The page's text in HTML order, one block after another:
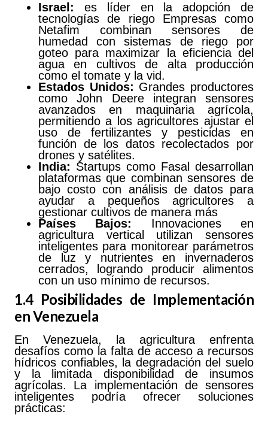
Israel: es líder en la adopción de
tecnologías de riego Empresas como
Netafim combinan sensores de
humedad con sistemas de riego por
goteo para maximizar la eficiencia del
agua en cultivos de alta producción
como el tomate y la vid.
Estados Unidos: Grandes productores
como John Deere integran sensores
avanzados en maquinaria agrícola,
permitiendo a los agricultores ajustar el
uso de fertilizantes y pesticidas en
función de los datos recolectados por
drones y satélites.
India: Startups como Fasal desarrollan
plataformas que combinan sensores de
bajo costo con análisis de datos para
ayudar a pequeños agricultores a
gestionar cultivos de manera más
Países
Bajos:
Innovaciones en
agricultura vertical utilizan sensores
inteligentes para monitorear parámetros
de luz y nutrientes en invernaderos
cerrados, logrando producir alimentos
con un uso mínimo de recursos.
1.4 Posibilidades de Implementación
en Venezuela
En Venezuela, la agricultura enfrenta
desafíos como la falta de acceso a recursos
hídricos confiables, la degradación del suelo
y la limitada disponibilidad de insumos
agrícolas. La implementación de sensores
inteligentes podría ofrecer soluciones
prácticas: